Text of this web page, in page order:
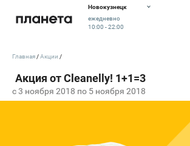
Новокузнецк
ежедневно
10:00 - 22:00
c 3 ноября 2018 по 5 ноября 2018
Главная Акции